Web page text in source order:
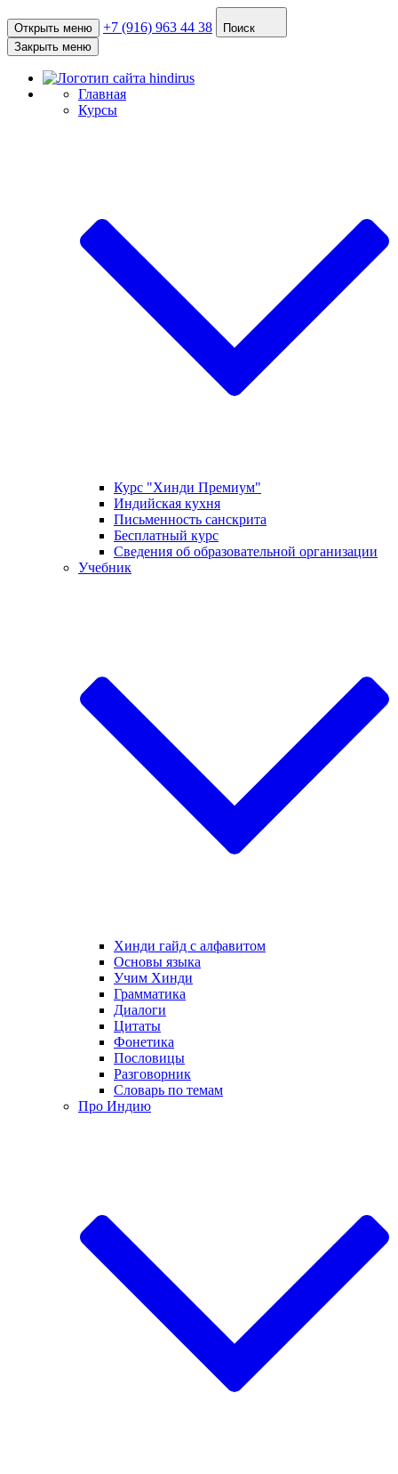
Открыть меню +7 (916) 963 44 38
Поиск
Закрыть меню
Главная
Курсы
Курс "Хинди Премиум"
Индийская кухня
Письменность санскрита
Бесплатный курс
Сведения об образовательной организации
Учебник
Хинди гайд с алфавитом
Основы языка
Учим Хинди
Грамматика
Диалоги
Цитаты
Фонетика
Пословицы
Разговорник
Словарь по темам
Про Индию